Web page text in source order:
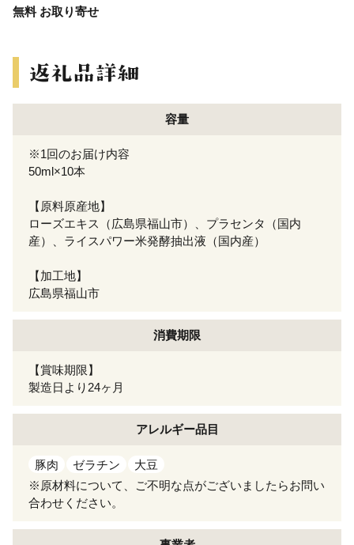
無料 お取り寄せ
容量
※1回のお届け内容
50ml×10本
【原料原産地】
ローズエキス（広島県福山市）、プラセンタ（国内
産）、ライスパワー米発酵抽出液（国内産）
【加工地】
広島県福山市
消費期限
【賞味期限】
製造日より24ヶ月
アレルギー品目
豚肉 ゼラチン
大豆
※原材料について、ご不明な点がございましたらお問い
合わせください。